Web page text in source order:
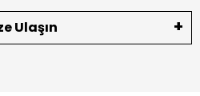
Ulaşın